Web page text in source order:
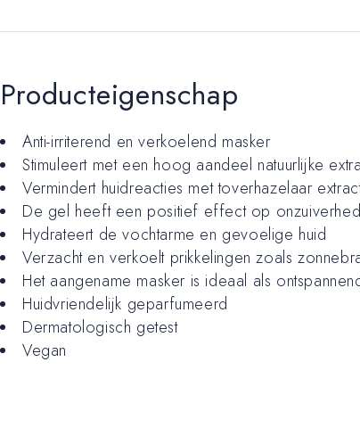
Producteigenschap
Anti-irriterend en verkoelend masker
Stimuleert met een hoog aandeel natuurlijke
Vermindert huidreacties met toverhazelaar
De gel heeft een positief effect op
Hydrateert de vochtarme en gevoelige huid
Verzacht en verkoelt prikkelingen zoals
Het aangename masker is ideaal als
Huidvriendelijk geparfumeerd
Dermatologisch getest
Vegan